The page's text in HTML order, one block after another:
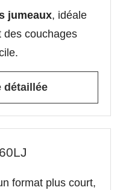
jumeaux, idéale
des couchages
détaillée
format plus court,